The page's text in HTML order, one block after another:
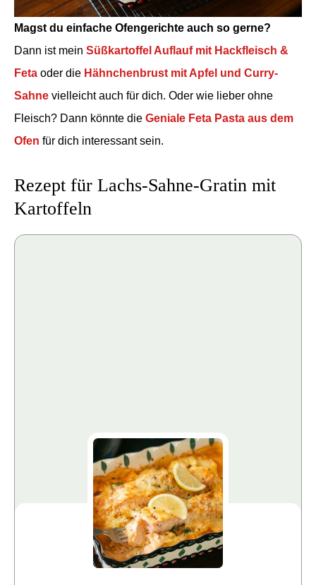
Magst du einfache Ofengerichte auch so gerne?
Dann ist mein Süßkartoffel Auflauf mit Hackfleisch &
Feta oder die Hähnchenbrust mit Apfel und Curry-
Sahne vielleicht auch für dich. Oder wie lieber ohne
Fleisch? Dann könnte die Geniale Feta Pasta aus dem
Ofen für dich interessant sein.
Rezept für Lachs-Sahne-Gratin mit
Kartoffeln